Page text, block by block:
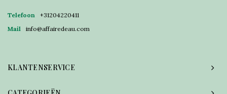
Telefoon
+31204220411
Mail
info@affairedeau.com
KLANTENSERVICE